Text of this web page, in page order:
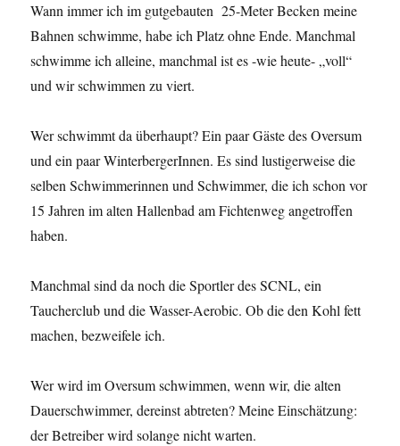
Wann immer ich im gutgebauten 25-Meter Becken meine
Bahnen schwimme, habe ich Platz ohne Ende. Manchmal
schwimme ich alleine, manchmal ist es -wie heute- „voll“
und wir schwimmen zu viert.
Wer schwimmt da überhaupt? Ein paar Gäste des Oversum
und ein paar WinterbergerInnen. Es sind lustigerweise die
selben Schwimmerinnen und Schwimmer, die ich schon vor
15 Jahren im alten Hallenbad am Fichtenweg angetroffen
haben.
Manchmal sind da noch die Sportler des SCNL, ein
Taucherclub und die Wasser-Aerobic. Ob die den Kohl fett
machen, bezweifele ich.
Wer wird im Oversum schwimmen, wenn wir, die alten
Dauerschwimmer, dereinst abtreten? Meine Einschätzung:
der Betreiber wird solange nicht warten.